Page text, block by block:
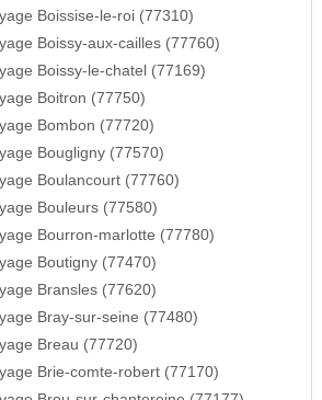
Boissise-le-roi (77310)
Boissy-aux-cailles (77760)
Boissy-le-chatel (77169)
Boitron (77750)
Bombon (77720)
Bougligny (77570)
Boulancourt (77760)
Bouleurs (77580)
Bourron-marlotte (77780)
Boutigny (77470)
Bransles (77620)
Bray-sur-seine (77480)
Breau (77720)
Brie-comte-robert (77170)